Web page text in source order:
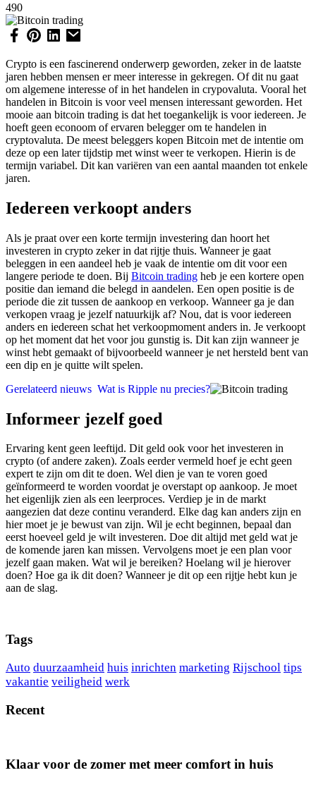
490
Crypto is een fascinerend onderwerp geworden, zeker in de laatste
jaren hebben mensen er meer interesse in gekregen. Of dit nu gaat
om algemene interesse of in het handelen in crypovaluta. Vooral het
handelen in Bitcoin is voor veel mensen interessant geworden. Het
mooie aan bitcoin trading is dat het toegankelijk is voor iedereen. Je
hoeft geen econoom of ervaren belegger om te handelen in
cryptovaluta. De meest beleggers kopen Bitcoin met de intentie om
deze op een later tijdstip met winst weer te verkopen. Hierin is de
termijn variabel. Dit kan variëren van een aantal maanden tot enkele
jaren.
Iedereen verkoopt anders
Als je praat over een korte termijn investering dan hoort het
investeren in crypto zeker in dat rijtje thuis. Wanneer je gaat
beleggen in een aandeel heb je vaak de intentie om dit voor een
langere periode te doen. Bij Bitcoin trading heb je een kortere open
positie dan iemand die belegd in aandelen. Een open positie is de
periode die zit tussen de aankoop en verkoop. Wanneer ga je dan
verkopen vraag je jezelf natuurkijk af? Nou, dat is voor iedereen
anders en iedereen schat het verkoopmoment anders in. Je verkoopt
op het moment dat het voor jou gunstig is. Dit kan zijn wanneer je
winst hebt gemaakt of bijvoorbeeld wanneer je net hersteld bent van
een dip en je quitte wilt spelen.
Gerelateerd nieuws Wat is Ripple nu precies?
Informeer jezelf goed
Ervaring kent geen leeftijd. Dit geld ook voor het investeren in
crypto (of andere zaken). Zoals eerder vermeld hoef je echt geen
expert te zijn om dit te doen. Wel dien je van te voren goed
geïnformeerd te worden voordat je overstapt op aankoop. Je moet
het eigenlijk zien als een leerproces. Verdiep je in de markt
aangezien dat deze continu veranderd. Elke dag kan anders zijn en
hier moet je je bewust van zijn. Wil je echt beginnen, bepaal dan
eerst hoeveel geld je wilt investeren. Doe dit altijd met geld wat je
de komende jaren kan missen. Vervolgens moet je een plan voor
jezelf gaan maken. Wat wil je bereiken? Hoelang wil je hierover
doen? Hoe ga ik dit doen? Wanneer je dit op een rijtje hebt kun je
aan de slag.
Tags
Auto duurzaamheid huis inrichten marketing Rijschool tips
vakantie veiligheid werk
Recent
Klaar voor de zomer met meer comfort in huis